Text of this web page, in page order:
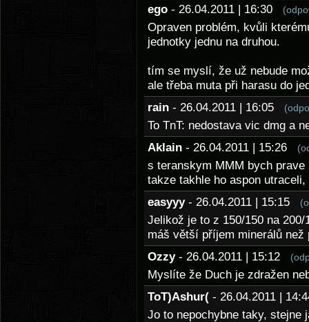
ego - 26.04.2011 | 16:30
Opraven problém, kvůli
jednotky jednu na druhou.
tím se myslí, že už nebude
ale třeba muta při harasu do
rain - 26.04.2011 | 16:05
To TnT: nedostava vic dmg a
Aklain - 26.04.2011 | 15:26
s teranskym MMM bych
takze takhle ho aspon
easyyy - 26.04.2011 | 15:15
Jelikož je to z 150/150 na
máš větší příjem minerálů než
Ozzy - 26.04.2011 | 15:12
Myslíte že Duch je zdražen
ToT)Ashur( - 26.04.2011 |
Jo to nepochybne taky, stejne